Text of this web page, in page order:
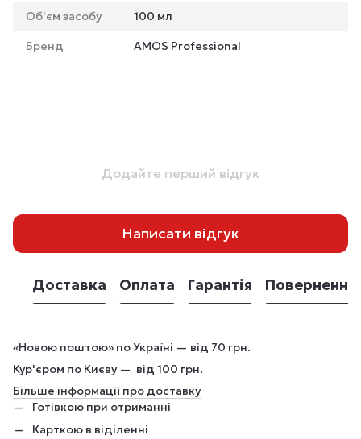
Об'єм засобу 100 мл
Бренд AMOS Professional
Додайте перший відгук
Написати відгук
Доставка Оплата Гарантія Повернення
«Новою поштою» по Україні — від 70 грн.
Кур'єром по Києву — від 100 грн.
Більше інформації про доставку
Готівкою при отриманні
Карткою в віділенні